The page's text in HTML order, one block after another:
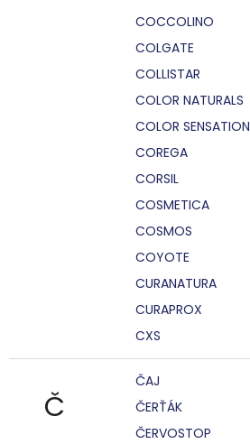
COCCOLINO
COLGATE
COLLISTAR
COLOR NATURALS
COLOR SENSATION
COREGA
CORSIL
COSMETICA
COSMOS
COYOTE
CURANATURA
CURAPROX
CXS
Č
ČAJ
ČERŤÁK
ČERVOSTOP